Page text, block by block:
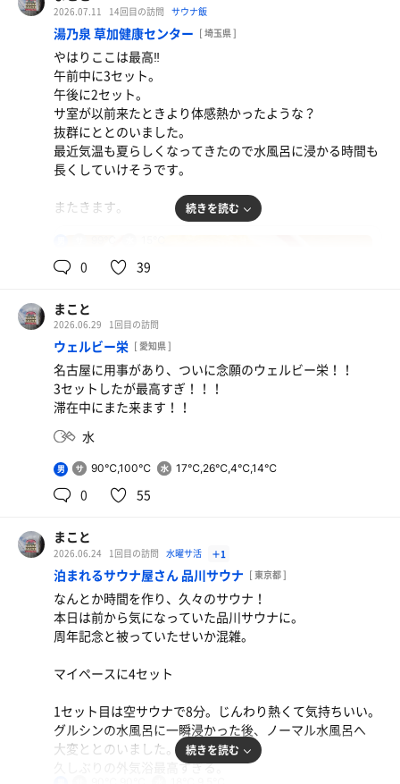
また来ます。
水
2026.07.11 14回目の訪問 サウナ飯
湯乃泉 草加健康センター [ 埼玉県 ]
やはりここは最高‼️
午前中に3セット。
午後に2セット。
サ室が以前来たときより体感熱かったような？
抜群にととのいました。
最近気温も夏らしくなってきたので水風呂に浸かる時間も
長くしていけそうです。
またきます。
オムライス
味が濃くてうめーや
麦茶
続きを読む
0 39
まこと
2026.06.29 1回目の訪問
ウェルビー栄 [ 愛知県 ]
名古屋に用事があり、ついに念願のウェルビー栄！！
3セットしたが最高すぎ！！！
滞在中にまた来ます！！
水
男 90℃,100℃ 17℃,26℃,4℃,14℃
0 55
まこと
2026.06.24 1回目の訪問 水曜サ活 ＋1
泊まれるサウナ屋さん 品川サウナ [ 東京都 ]
なんとか時間を作り、久々のサウナ！
本日は前から気になっていた品川サウナに。
周年記念と被っていたせいか混雑。
マイペースに4セット
1セット目は空サウナで8分。じんわり熱くて気持ちいい。
グルシンの水風呂に一瞬浸かった後、ノーマル水風呂へ
大変ととのいました。
久しぶりの外気浴最高すぎる。
続きを読む